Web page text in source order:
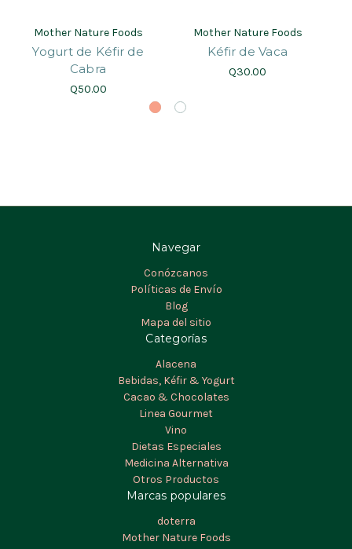
Mother Nature Foods
Yogurt de Kéfir de
Cabra
Q50.00
Mother Nature Foods
Kéfir de Vaca
Q30.00
Navegar
Conózcanos
Políticas de Envío
Blog
Mapa del sitio
Categorías
Alacena
Bebidas, Kéfir & Yogurt
Cacao & Chocolates
Linea Gourmet
Vino
Dietas Especiales
Medicina Alternativa
Otros Productos
Marcas populares
doterra
Mother Nature Foods